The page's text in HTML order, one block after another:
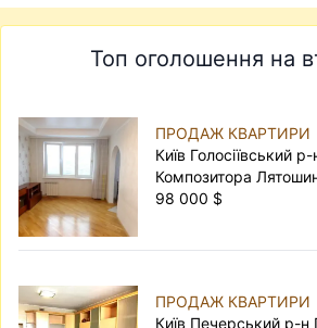
Топ оголошення на
ПРОДАЖ КВАРТИРИ
Київ Голосіївський
Композитора
98 000 $
ПРОДАЖ КВАРТИРИ
Київ Печерський р-н